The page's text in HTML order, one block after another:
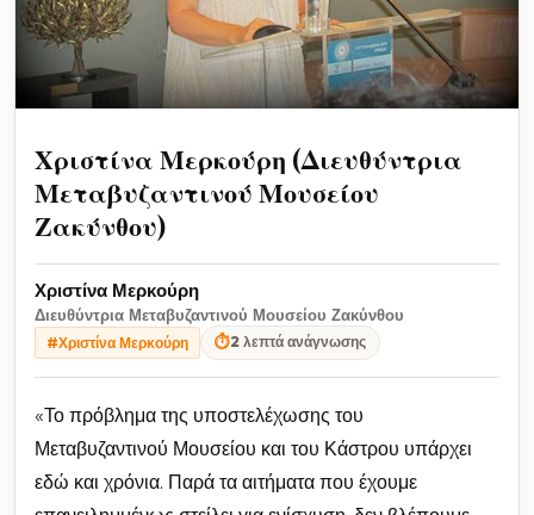
Χριστίνα Μερκούρη (Διευθύντρια
Μεταβυζαντινού Μουσείου
Ζακύνθου)
Χριστίνα Μερκούρη
Διευθύντρια Μεταβυζαντινού Μουσείου Ζακύνθου
#Χριστίνα Μερκούρη ⏱2 λεπτά ανάγνωσης
«Το πρόβλημα της υποστελέχωσης του
Μεταβυζαντινού Μουσείου και του Κάστρου υπάρχει
εδώ και χρόνια. Παρά τα αιτήματα που έχουμε